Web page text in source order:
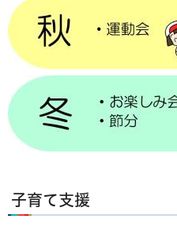
子育て支援